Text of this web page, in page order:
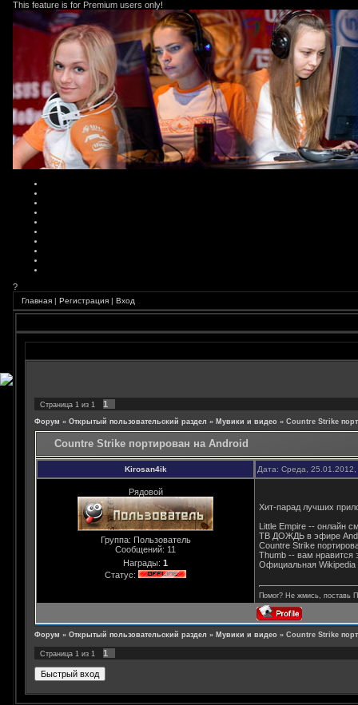
This feature is for Premium users only!
?
Главная | Регистрация | Вход
Страница 1 из 1 1
Форум » Открытый пользовательский раздел » Мувики и видео » Countre Strike
Countre Strike портирован на Android
Kirosan4ik Дата: Среда,
Рядовой
Группа: Пользователь
Сообщений: 11
Награды: 1
Статус:
Хит-парад лучших
Little Empire -- онлайн
ТВ ДОЖДЬ в эфире
Countre Strike
Thumb -- вам нравится
Официальная Wikipedia
Помог? Не жмись, поставь
Форум » Открытый пользовательский раздел » Мувики и видео » Countre Strike
Страница 1 из 1 1